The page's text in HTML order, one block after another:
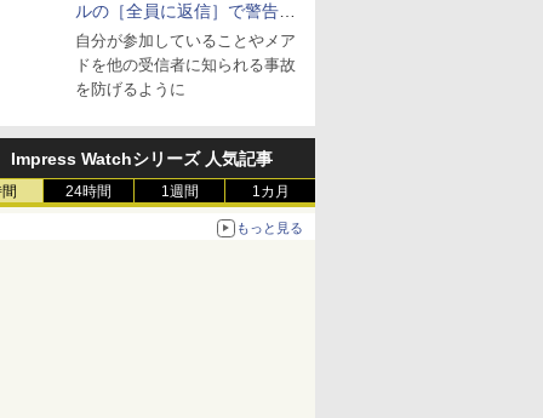
ルの［全員に返信］で警告を
表示
自分が参加していることやメア
ドを他の受信者に知られる事故
を防げるように
Impress Watchシリーズ 人気記事
24時間 1週間 1カ月
もっと見る